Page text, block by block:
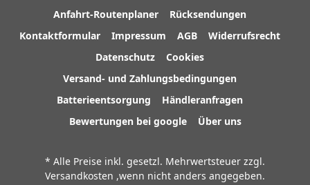
Anfahrt-Routenplaner
Rücksendungen
Kontaktformular
Impressum AGB
Widerrufsrecht
Datenschutz
Cookies
Versand- und Zahlungsbedingungen
Batterieentsorgung
Händleranfragen
Bewertungen bei google
Über uns
* Alle Preise inkl. gesetzl. Mehrwertsteuer zzgl.
Versandkosten ,wenn nicht anders angegeben.